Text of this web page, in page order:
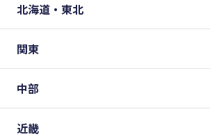
北海道・東北
関東
中部
近畿